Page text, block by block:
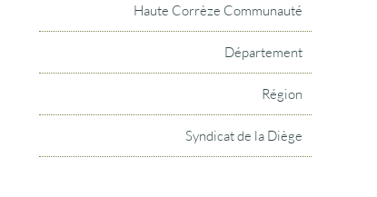
Haute Corrèze Communauté
Département
Région
Syndicat de la Diège